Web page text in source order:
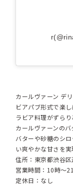
カールヴァーン デ
ビアパブ形式で楽
ラビア料理がずら
カールヴァーンの
バターや砂糖のシ
い爽やかな甘さを実
住所：東京都渋谷
営業時間：10時～
定休日：なし